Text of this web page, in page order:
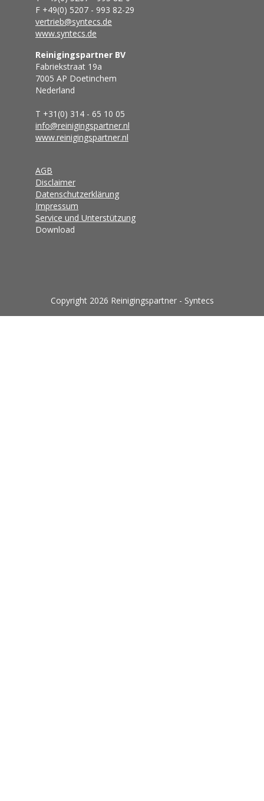
F +49(0) 5207 - 993 82-29
vertrieb@syntecs.de
www.syntecs.de
Reinigingspartner BV
Fabriekstraat 19a
7005 AP Doetinchem
Nederland
T +31(0) 314 - 65 10 05
info@reinigingspartner.nl
www.reinigingspartner.nl
AGB
Disclaimer
Datenschutzerklärung
Impressum
Service und Unterstützung
Download
Copyright 2026 Reinigingspartner - Syntecs